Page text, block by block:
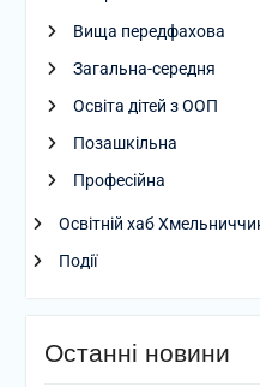
Вища передфахова
Загальна-середня
Освіта дітей з ООП
Позашкільна
Професійна
Освітній хаб
Події
Останні новини